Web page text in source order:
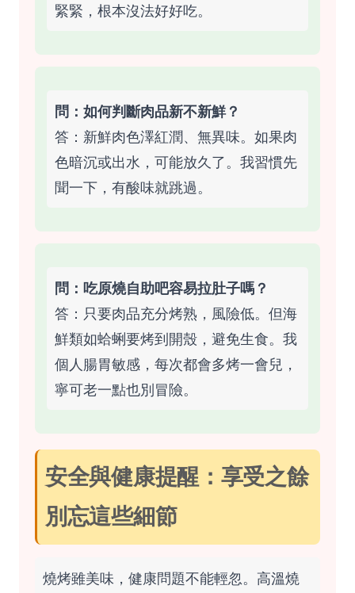
緊緊，根本沒法好好吃。
問：如何判斷肉品新不新鮮？
答：新鮮肉色澤紅潤、無異味。如果肉
色暗沉或出水，可能放久了。我習慣先
聞一下，有酸味就跳過。
問：吃原燒自助吧容易拉肚子嗎？
答：只要肉品充分烤熟，風險低。但海
鮮類如蛤蜊要烤到開殼，避免生食。我
個人腸胃敏感，每次都會多烤一會兒，
寧可老一點也別冒險。
安全與健康提醒：享受之餘
別忘這些細節
燒烤雖美味，健康問題不能輕忽。高溫燒